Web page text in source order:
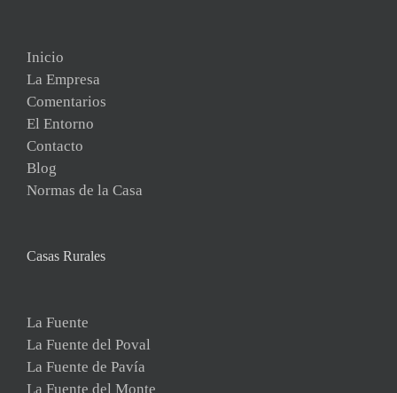
Inicio
La Empresa
Comentarios
El Entorno
Contacto
Blog
Normas de la Casa
Casas Rurales
La Fuente
La Fuente del Poval
La Fuente de Pavía
La Fuente del Monte